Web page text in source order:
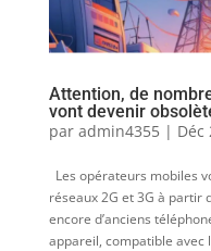
Attention, de
vont devenir
par admin4355| Déc
Les opérateurs mobiles
réseaux 2G et 3G à partir
encore d’anciens
appareil, compatible avec